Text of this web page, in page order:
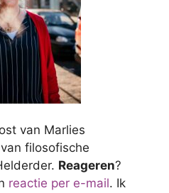
van Marlies
filosofische
Reageren?
reactie per e-mail. Ik